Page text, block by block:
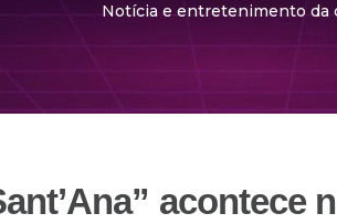
Notícia e entretenimento da
acontece